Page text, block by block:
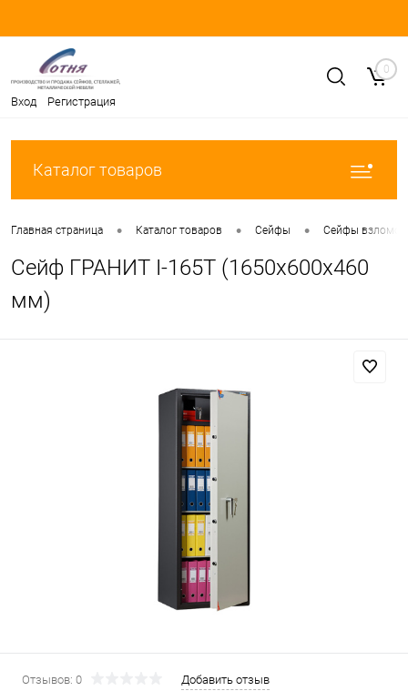
Вход Регистрация
0
Каталог товаров
Главная страница • Каталог товаров • Сейфы • Сейфы
Сейф ГРАНИТ I-165T (1650x600x460
мм)
Отзывов: 0 Добавить отзыв